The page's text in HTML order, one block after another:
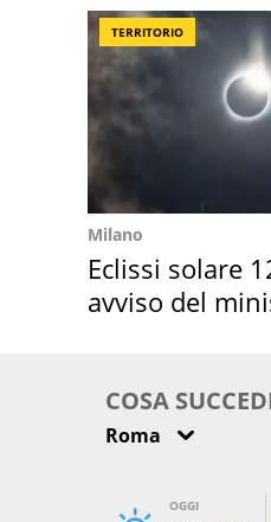
TERRITORIO
Milano
Eclissi solare
avviso del